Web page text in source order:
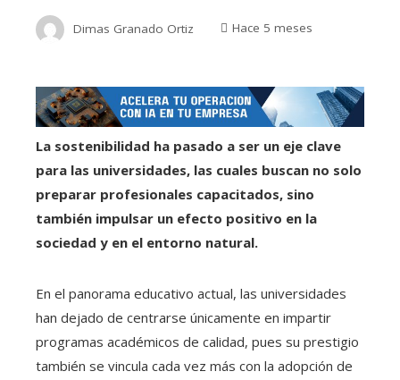
Dimas Granado Ortiz Hace 5 meses
La sostenibilidad ha pasado a ser un eje clave
para las universidades, las cuales buscan no solo
preparar profesionales capacitados, sino
también impulsar un efecto positivo en la
sociedad y en el entorno natural.
En el panorama educativo actual, las universidades
han dejado de centrarse únicamente en impartir
programas académicos de calidad, pues su prestigio
también se vincula cada vez más con la adopción de